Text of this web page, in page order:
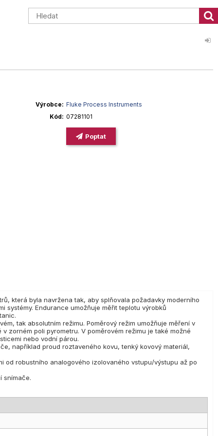
Výrobce
Fluke Process Instruments
Kód
07281101
Poptat
která byla navržena tak, aby splňovala požadavky moderního
systémy. Endurance umožňuje měřit teplotu výrobků
tak absolutním režimu. Poměrový režim umožňuje měření v
zorném poli pyrometru. V poměrovém režimu je také možné
nebo vodní párou.
například proud roztaveného kovu, tenký kovový materiál,
od robustního analogového izolovaného vstupu/výstupu až po
snímače.